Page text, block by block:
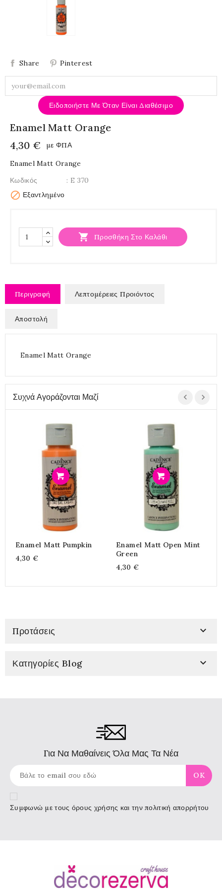
Share Pinterest
Ειδοποιήστε Με Όταν Είναι Διαθέσιμο
Enamel Matt Orange
4,30 €
με ΦΠΑ
Enamel Matt Orange
Κωδικός
: E 370
 Εξαντλημένο
 Προσθήκη Στο Καλάθι
Περιγραφή Λεπτομέρειες Προιόντος
Αποστολή
Enamel Matt Orange
Συχνά Αγοράζονται Μαζί
Enamel Matt Pumpkin
4,30 €
Enamel Matt Open Mint
Green
4,30 €
Προτάσεις 
Κατηγορίες Blog 
Για Να Μαθαίνεις Όλα Μας Τα Νέα
Συμφωνώ με τους όρους χρήσης και την πολιτική απορρήτου